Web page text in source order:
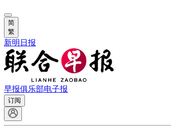
简
繁
新明日报
早报俱乐部电子报
订阅